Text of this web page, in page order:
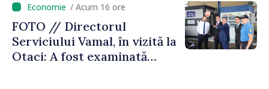
/ Acum 16 ore
FOTO // Directorul
Serviciului Vamal, în vizită la
Otaci: A fost examinată